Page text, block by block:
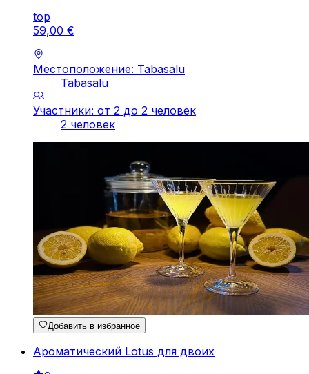
top
59,00 €
Местоположение: Tabasalu
Tabasalu
Участники: от 2 до 2 человек
2 человек
Добавить в избранное
Ароматический Lotus для двоих